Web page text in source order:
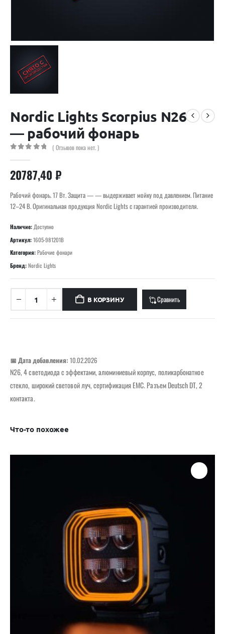
Nordic Lights Scorpius N26
— рабочий фонарь
( Отзывов пока нет. )
20787,40 ₽
Рабочий фонарь. 17 Вт. Защита — — выдерживает мойку под давлением. Питание
12–24 В. Оригинальная продукция Nordic Lights с гарантией производителя.
Наличие: Доступно
Артикул:1605-981201B
Категория:Рабочие фонари
Бренд:Nordic Lights
В КОРЗИНУ Сравнить
📅 Дата добавления: 10.02.2026
N26, 4 светодиода с эффектами, алюминиевый корпус, поликарбонатное
стекло, широкий световой луч, сертификация EMC. Разъем Deutsch DT, 2
контакта.
Что-то похожее